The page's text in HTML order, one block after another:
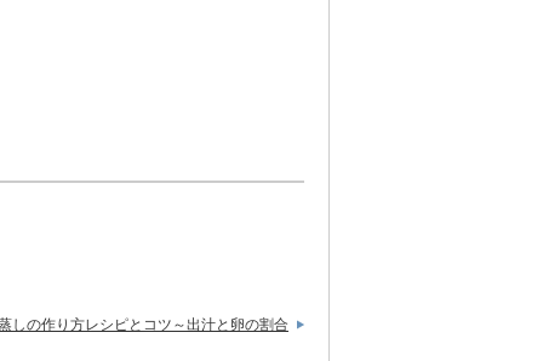
しの作り方レシピとコツ～出汁と卵の割合